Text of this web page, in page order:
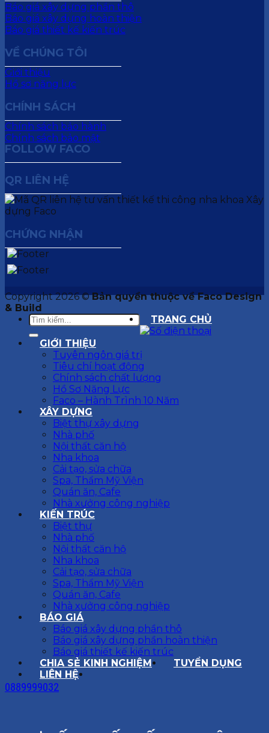
Báo giá xây dựng phần thô
Báo giá xây dựng hoàn thiện
Báo giá thiết kế kiến trúc
VỀ CHÚNG TÔI
Giới thiệu
Hồ sơ năng lực
CHÍNH SÁCH
Chính sách bảo hành
Chính sách bảo mật
FOLLOW FACO
QR LIÊN HỆ
CHỨNG NHẬN
Copyright 2026 ©Bản quyền thuộc về Faco Design
& Build
TRANG CHỦ
GIỚI THIỆU
Tuyên ngôn giá trị
Tiêu chí hoạt động
Chính sách chất lượng
Hồ Sơ Năng Lực
Faco – Hành Trình 10 Năm
XÂY DỰNG
Biệt thự xây dựng
Nhà phố
Nội thất căn hộ
Nha khoa
Cải tạo, sửa chữa
Spa, Thẩm Mỹ Viện
Quán ăn, Cafe
Nhà xưởng công nghiệp
KIẾN TRÚC
Biệt thự
Nhà phố
Nội thất căn hộ
Nha khoa
Cải tạo, sửa chữa
Spa, Thẩm Mỹ Viện
Quán ăn, Cafe
Nhà xưởng công nghiệp
BÁO GIÁ
Báo giá xây dựng phần thô
Báo giá xây dựng phần hoàn thiện
Báo giá thiết kế kiến trúc
CHIA SẺ KINH NGHIỆM
TUYỂN DỤNG
LIÊN HỆ
0889999032